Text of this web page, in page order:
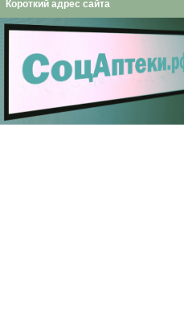
Короткий адрес сайта